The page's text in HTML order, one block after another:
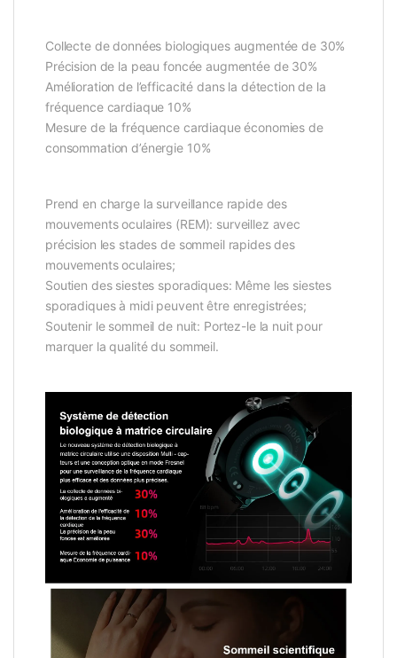
Collecte de données biologiques augmentée de 30%
Précision de la peau foncée augmentée de 30%
Amélioration de l’efficacité dans la détection de la
fréquence cardiaque 10%
Mesure de la fréquence cardiaque économies de
consommation d’énergie 10%
Prend en charge la surveillance rapide des
mouvements oculaires (REM): surveillez avec
précision les stades de sommeil rapides des
mouvements oculaires;
Soutien des siestes sporadiques: Même les siestes
sporadiques à midi peuvent être enregistrées;
Soutenir le sommeil de nuit: Portez-le la nuit pour
marquer la qualité du sommeil.